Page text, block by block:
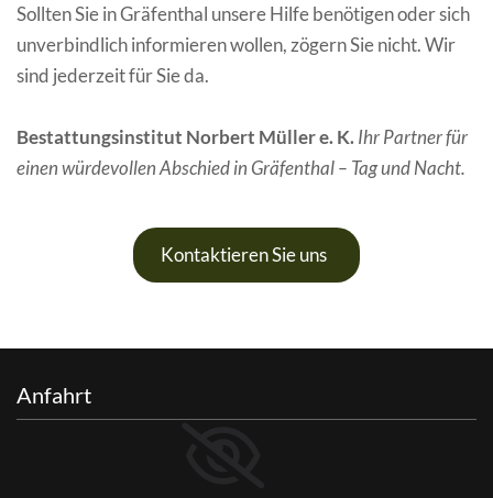
Sollten Sie in Gräfenthal unsere Hilfe benötigen oder sich
unverbindlich informieren wollen, zögern Sie nicht. Wir
sind jederzeit für Sie da.
Bestattungsinstitut Norbert Müller e. K.Ihr Partner für
einen würdevollen Abschied in Gräfenthal – Tag und Nacht.
Kontaktieren Sie uns
Anfahrt